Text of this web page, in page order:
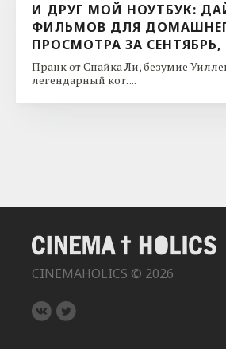
И ДРУГ МОЙ НОУТБУК:
ФИЛЬМОВ ДЛЯ
ПРОСМОТРА ЗА СЕНТЯБРЬ,
Пранк от Спайка Ли, безумие
легендарный кот. ...
CINEMAHOLICS © 2026